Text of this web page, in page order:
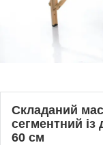
Складаний
сегментний
60 см